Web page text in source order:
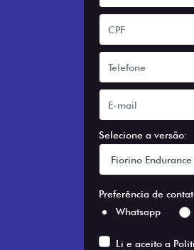
Selecione a versão:
Preferência de
Whatsapp
Li e aceito a